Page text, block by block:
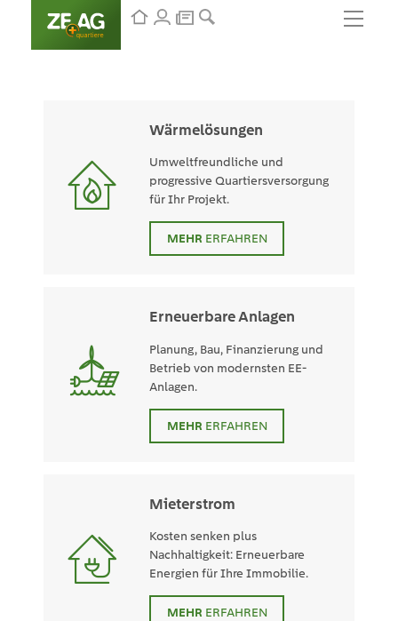
Wärmelösungen
Umweltfreundliche und
progressive Quartiersversorgung
für Ihr Projekt.
MEHR ERFAHREN
Erneuerbare Anlagen
Planung, Bau, Finanzierung und
Betrieb von modernsten EE-
Anlagen.
MEHR ERFAHREN
Mieterstrom
Kosten senken plus
Nachhaltigkeit: Erneuerbare
Energien für Ihre Immobilie.
MEHR ERFAHREN